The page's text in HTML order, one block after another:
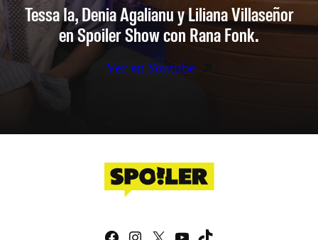
Tessa Ia, Denia Agalianu y Liliana Villaseñor
en Spoiler Show con Rana Fonk.
Ver en Youtube
Facebook
Instagram
X YouTube